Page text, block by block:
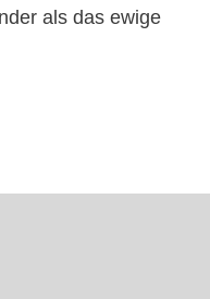
als das ewige